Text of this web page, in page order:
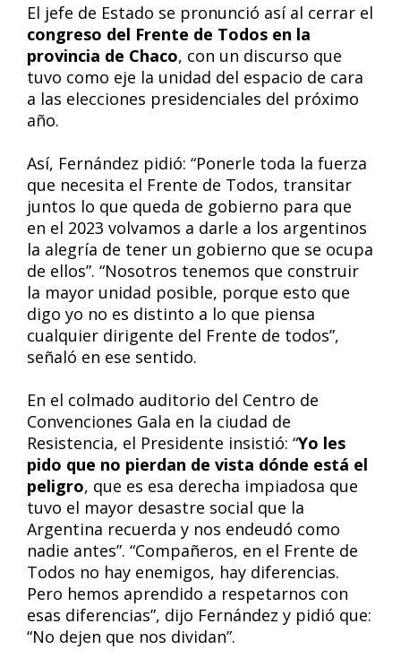
El jefe de Estado se pronunció así al cerrar el
congreso del Frente de Todos en la
provincia de Chaco, con un discurso que
tuvo como eje la unidad del espacio de cara
a las elecciones presidenciales del próximo
año.
Así, Fernández pidió: “Ponerle toda la fuerza
que necesita el Frente de Todos, transitar
juntos lo que queda de gobierno para que
en el 2023 volvamos a darle a los argentinos
la alegría de tener un gobierno que se ocupa
de ellos”. “Nosotros tenemos que construir
la mayor unidad posible, porque esto que
digo yo no es distinto a lo que piensa
cualquier dirigente del Frente de todos”,
señaló en ese sentido.
En el colmado auditorio del Centro de
Convenciones Gala en la ciudad de
Resistencia, el Presidente insistió: “Yo les
pido que no pierdan de vista dónde está el
peligro, que es esa derecha impiadosa que
tuvo el mayor desastre social que la
Argentina recuerda y nos endeudó como
nadie antes”. “Compañeros, en el Frente de
Todos no hay enemigos, hay diferencias.
Pero hemos aprendido a respetarnos con
esas diferencias”, dijo Fernández y pidió que:
“No dejen que nos dividan”.